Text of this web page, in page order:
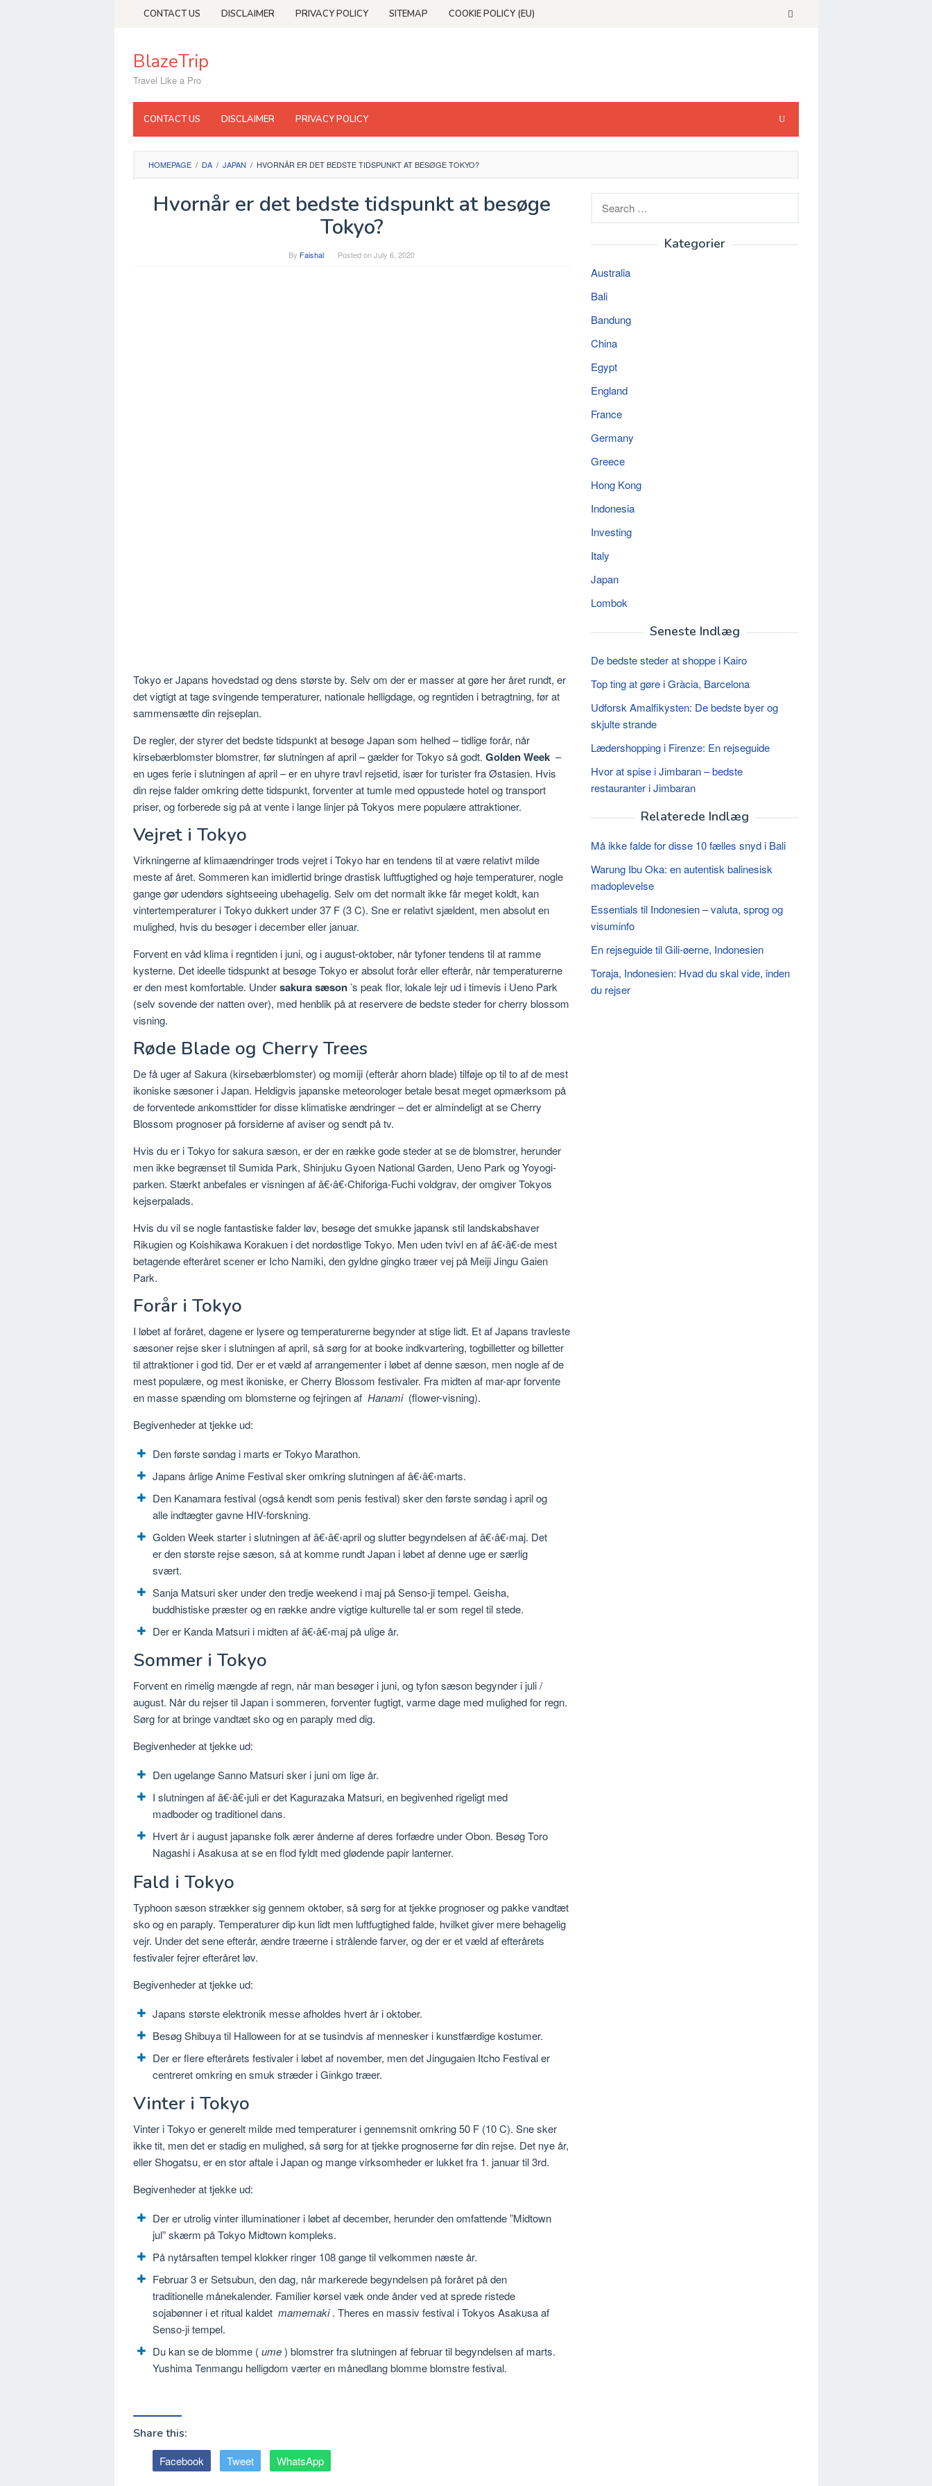
CONTACT US DISCLAIMER PRIVACY POLICY SITEMAP COOKIE POLICY (EU)
BlazeTrip
Travel Like a Pro
CONTACT US DISCLAIMER PRIVACY POLICY
HOMEPAGE / DA / JAPAN / HVORNÅR ER DET BEDSTE TIDSPUNKT AT BESØGE TOKYO?
Hvornår er det bedste tidspunkt at besøge
Tokyo?
By Faishal Posted onJuly 6, 2020
Tokyo er Japans hovedstad og dens største by. Selv om der er masser at gøre her året rundt, er
det vigtigt at tage svingende temperaturer, nationale helligdage, og regntiden i betragtning, før at
sammensætte din rejseplan.
De regler, der styrer det bedste tidspunkt at besøge Japan som helhed – tidlige forår, når
kirsebærblomster blomstrer, før slutningen af april – gælder for Tokyo så godt. Golden Week –
en uges ferie i slutningen af april – er en uhyre travl rejsetid, især for turister fra Østasien. Hvis
din rejse falder omkring dette tidspunkt, forventer at tumle med oppustede hotel og transport
priser, og forberede sig på at vente i lange linjer på Tokyos mere populære attraktioner.
Vejret i Tokyo
Virkningerne af klimaændringer trods vejret i Tokyo har en tendens til at være relativt milde
meste af året. Sommeren kan imidlertid bringe drastisk luftfugtighed og høje temperaturer, nogle
gange gør udendørs sightseeing ubehagelig. Selv om det normalt ikke får meget koldt, kan
vintertemperaturer i Tokyo dukkert under 37 F (3 C). Sne er relativt sjældent, men absolut en
mulighed, hvis du besøger i december eller januar.
Forvent en våd klima i regntiden i juni, og i august-oktober, når tyfoner tendens til at ramme
kysterne. Det ideelle tidspunkt at besøge Tokyo er absolut forår eller efterår, når temperaturerne
er den mest komfortable. Undersakura sæson ’s peak flor, lokale lejr ud i timevis i Ueno Park
(selv sovende der natten over), med henblik på at reservere de bedste steder for cherry blossom
visning.
Røde Blade og Cherry Trees
De få uger af Sakura (kirsebærblomster) og momiji (efterår ahorn blade) tilføje op til to af de mest
ikoniske sæsoner i Japan. Heldigvis japanske meteorologer betale besat meget opmærksom på
de forventede ankomsttider for disse klimatiske ændringer – det er almindeligt at se Cherry
Blossom prognoser på forsiderne af aviser og sendt på tv.
Hvis du er i Tokyo for sakura sæson, er der en række gode steder at se de blomstrer, herunder
men ikke begrænset til Sumida Park, Shinjuku Gyoen National Garden, Ueno Park og Yoyogi-
parken. Stærkt anbefales er visningen af â€‹â€‹Chiforiga-Fuchi voldgrav, der omgiver Tokyos
kejserpalads.
Hvis du vil se nogle fantastiske falder løv, besøge det smukke japansk stil landskabshaver
Rikugien og Koishikawa Korakuen i det nordøstlige Tokyo. Men uden tvivl en af â€‹â€‹de mest
betagende efteråret scener er Icho Namiki, den gyldne gingko træer vej på Meiji Jingu Gaien
Park.
Forår i Tokyo
I løbet af foråret, dagene er lysere og temperaturerne begynder at stige lidt. Et af Japans travleste
sæsoner rejse sker i slutningen af april, så sørg for at booke indkvartering, togbilletter og billetter
til attraktioner i god tid. Der er et væld af arrangementer i løbet af denne sæson, men nogle af de
mest populære, og mest ikoniske, er Cherry Blossom festivaler. Fra midten af mar-apr forvente
en masse spænding om blomsterne og fejringen af Hanami(flower-visning).
Begivenheder at tjekke ud:
Den første søndag i marts er Tokyo Marathon.
Japans årlige Anime Festival sker omkring slutningen af â€‹â€‹marts.
Den Kanamara festival (også kendt som penis festival) sker den første søndag i april og
alle indtægter gavne HIV-forskning.
Golden Week starter i slutningen af â€‹â€‹april og slutter begyndelsen af â€‹â€‹maj. Det
er den største rejse sæson, så at komme rundt Japan i løbet af denne uge er særlig
svært.
Sanja Matsuri sker under den tredje weekend i maj på Senso-ji tempel. Geisha,
buddhistiske præster og en række andre vigtige kulturelle tal er som regel til stede.
Der er Kanda Matsuri i midten af â€‹â€‹maj på ulige år.
Sommer i Tokyo
Forvent en rimelig mængde af regn, når man besøger i juni, og tyfon sæson begynder i juli /
august. Når du rejser til Japan i sommeren, forventer fugtigt, varme dage med mulighed for regn.
Sørg for at bringe vandtæt sko og en paraply med dig.
Begivenheder at tjekke ud:
Den ugelange Sanno Matsuri sker i juni om lige år.
I slutningen af â€‹â€‹juli er det Kagurazaka Matsuri, en begivenhed rigeligt med
madboder og traditionel dans.
Hvert år i august japanske folk ærer ånderne af deres forfædre under Obon. Besøg Toro
Nagashi i Asakusa at se en flod fyldt med glødende papir lanterner.
Fald i Tokyo
Typhoon sæson strækker sig gennem oktober, så sørg for at tjekke prognoser og pakke vandtæt
sko og en paraply. Temperaturer dip kun lidt men luftfugtighed falde, hvilket giver mere behagelig
vejr. Under det sene efterår, ændre træerne i strålende farver, og der er et væld af efterårets
festivaler fejrer efteråret løv.
Begivenheder at tjekke ud:
Japans største elektronik messe afholdes hvert år i oktober.
Besøg Shibuya til Halloween for at se tusindvis af mennesker i kunstfærdige kostumer.
Der er flere efterårets festivaler i løbet af november, men det Jingugaien Itcho Festival er
centreret omkring en smuk stræder i Ginkgo træer.
Vinter i Tokyo
Vinter i Tokyo er generelt milde med temperaturer i gennemsnit omkring 50 F (10 C). Sne sker
ikke tit, men det er stadig en mulighed, så sørg for at tjekke prognoserne før din rejse. Det nye år,
eller Shogatsu, er en stor aftale i Japan og mange virksomheder er lukket fra 1. januar til 3rd.
Begivenheder at tjekke ud:
Der er utrolig vinter illuminationer i løbet af december, herunder den omfattende ”Midtown
jul” skærm på Tokyo Midtown kompleks.
På nytårsaften tempel klokker ringer 108 gange til velkommen næste år.
Februar 3 er Setsubun, den dag, når markerede begyndelsen på foråret på den
traditionelle månekalender. Familier kørsel væk onde ånder ved at sprede ristede
sojabønner i et ritual kaldet mamemaki. Theres en massiv festival i Tokyos Asakusa af
Senso-ji tempel.
Du kan se de blomme (ume) blomstrer fra slutningen af februar til begyndelsen af marts.
Yushima Tenmangu helligdom værter en månedlang blomme blomstre festival.
Share this:
Facebook Tweet WhatsApp
Kategorier
Australia
Bali
Bandung
China
Egypt
England
France
Germany
Greece
Hong Kong
Indonesia
Investing
Italy
Japan
Lombok
Seneste Indlæg
De bedste steder at shoppe i Kairo
Top ting at gøre i Gràcia, Barcelona
Udforsk Amalfikysten: De bedste byer og
skjulte strande
Lædershopping i Firenze: En rejseguide
Hvor at spise i Jimbaran – bedste
restauranter i Jimbaran
Relaterede Indlæg
Må ikke falde for disse 10 fælles snyd i Bali
Warung Ibu Oka: en autentisk balinesisk
madoplevelse
Essentials til Indonesien – valuta, sprog og
visuminfo
En rejseguide til Gili-øerne, Indonesien
Toraja, Indonesien: Hvad du skal vide, inden
du rejser